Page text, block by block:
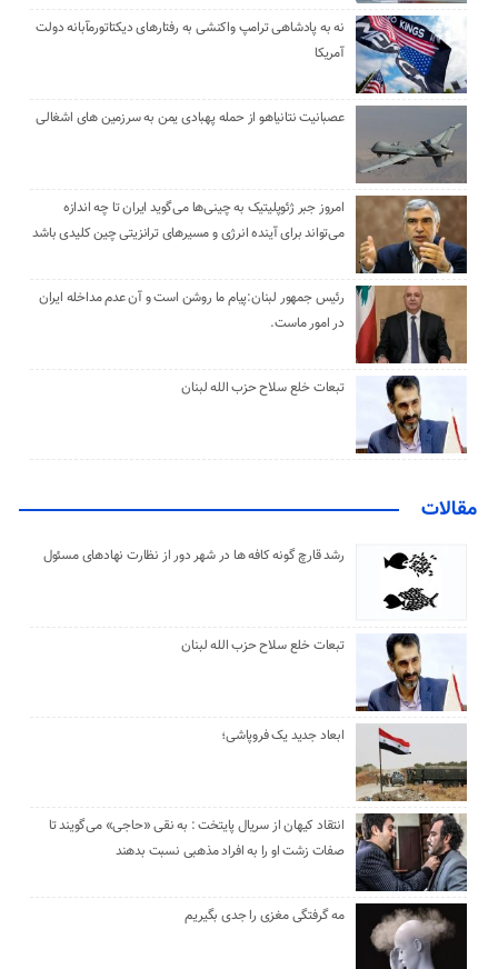
نه به پادشاهی ترامپ واکنشی به رفتارهای دیکتاتورمآبانه دولت
آمریکا
عصبانیت نتانیاهو از حمله پهبادی یمن به سرزمین های اشغالی
امروز جبر ژئوپلیتیک به چینی‌ها می‌گوید ایران تا چه اندازه
می‌تواند برای آینده انرژی و مسیرهای ترانزیتی چین کلیدی باشد
رئیس جمهور لبنان:پیام ما روشن است و آن عدم مداخله ایران
در امور ماست.
تبعات خلع سلاح حزب الله لبنان
مقالات
رشد قارچ گونه کافه ها در شهر دور از نظارت نهادهای مسئول
تبعات خلع سلاح حزب الله لبنان
ابعاد جدید یک فروپاشی؛
انتقاد کیهان از سریال پایتخت : به نقی «حاجی» می‌گویند تا
صفات زشت او را به افراد مذهبی نسبت بدهند
مه گرفتگی مغزی را جدی بگیریم